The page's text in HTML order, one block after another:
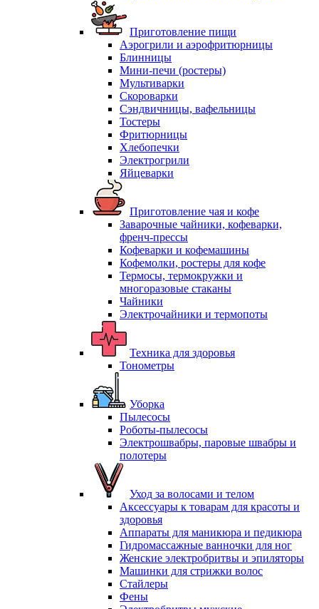
Приготовление пищи
Аэрогрили и аэрофритюрницы
Блинницы
Мини-печи (ростеры)
Мультиварки
Скороварки
Сэндвичницы, вафельницы
Тостеры
Фритюрницы
Хлебопечки
Электрогрили
Яйцеварки
Приготовление чая и кофе
Заварочные чайники, кофеварки,
френч-прессы
Кофеварки и кофемашины
Кофемолки, ростеры для кофе
Термосы, термокружки и
многоразовые стаканы
Чайники
Электрочайники и термопоты
Техника для здоровья
Тонометры
Уборка
Пылесосы
Роботы-пылесосы
Электрошвабры, паровые швабры и
полотеры
Уход за волосами и телом
Аксессуары к товарам для красоты и
здоровья
Аппараты для маникюра и педикюра
Гидромассажные ванночки для ног
Женские электробритвы и эпиляторы
Машинки для стрижки волос
Стайлеры
Фены